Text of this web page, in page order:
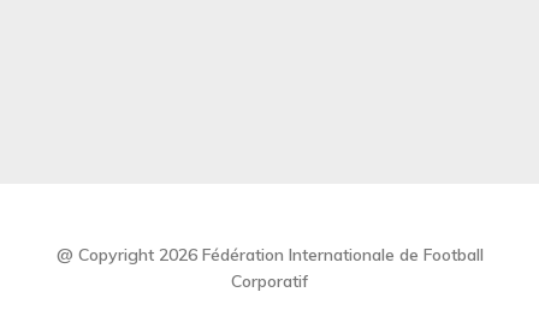
@ Copyright 2026 Fédération Internationale de Football
Corporatif